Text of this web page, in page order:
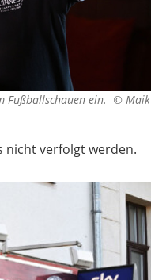
Fußballschauen ein. © Maik
nicht verfolgt werden.